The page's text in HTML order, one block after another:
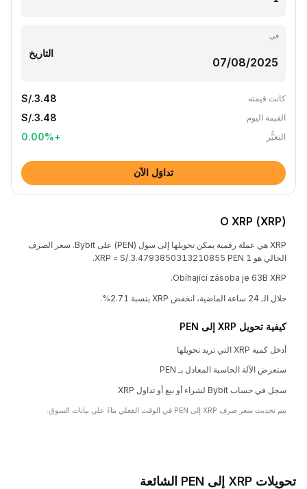
في
التاريخ
كانت قيمته S/.3.48
القيمة اليوم S/.3.48
التغيُّر +
0.00%
تداوَل الآن
O XRP (XRP)
XRP هي عملة رقمية يمكن تحويلها إلى سول (PEN) على Bybit. سعر الصرف
الحالي هو 1 XRP = S/.3.4793850313210855 PEN.
Obíhající zásoba je 63B XRP.
خلال الـ 24 ساعة الماضية، انخفض XRP بنسبة 2.71%.
كيفية تحويل XRP إلى PEN
أدخل كمية XRP التي تريد تحويلها
ستعرض الآلة الحاسبة المعادل بـ PEN
سجل في حساب Bybit لشراء أو بيع أو تداول XRP
يتم تحديث سعر صرف XRP إلى PEN في الوقت الفعلي بناءً على بيانات السوق.
تحويلات XRP إلى PEN الشائعة